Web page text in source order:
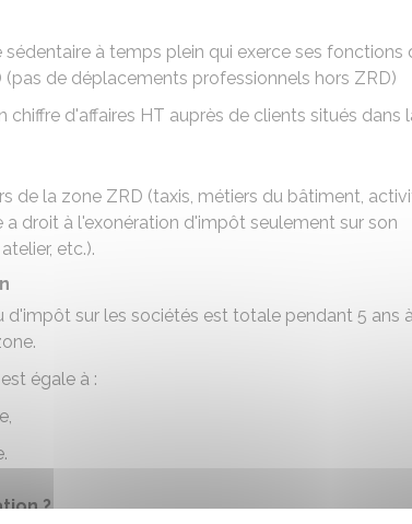
sédentaire à temps plein qui exerce ses fonctions
(pas de déplacements professionnels hors ZRD)
chiffre d'affaires HT auprès de clients situés dans
de la zone ZRD (taxis, métiers du bâtiment,
a droit à l'exonération d'impôt seulement sur son
etc.).
d'impôt sur les sociétés est totale pendant 5 ans
égale à :
?